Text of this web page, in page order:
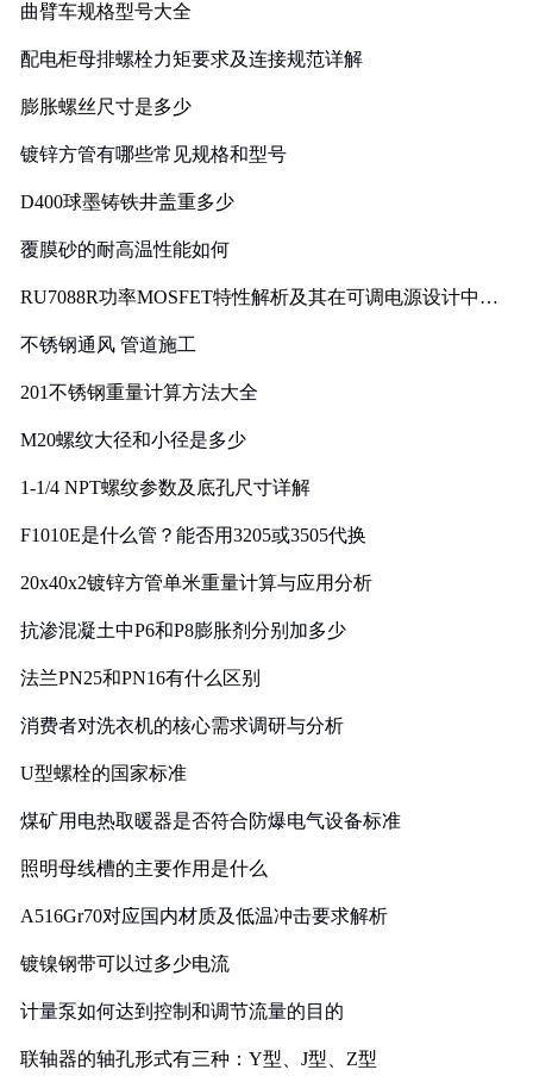
曲臂车规格型号大全
配电柜母排螺栓力矩要求及连接规范详解
膨胀螺丝尺寸是多少
镀锌方管有哪些常见规格和型号
D400球墨铸铁井盖重多少
覆膜砂的耐高温性能如何
RU7088R功率MOSFET特性解析及其在可调电源设计中的
不锈钢通风 管道施工
201不锈钢重量计算方法大全
M20螺纹大径和小径是多少
1-1/4 NPT螺纹参数及底孔尺寸详解
F1010E是什么管？能否用3205或3505代换
20x40x2镀锌方管单米重量计算与应用分析
抗渗混凝土中P6和P8膨胀剂分别加多少
法兰PN25和PN16有什么区别
消费者对洗衣机的核心需求调研与分析
U型螺栓的国家标准
煤矿用电热取暖器是否符合防爆电气设备标准
照明母线槽的主要作用是什么
A516Gr70对应国内材质及低温冲击要求解析
镀镍钢带可以过多少电流
计量泵如何达到控制和调节流量的目的
联轴器的轴孔形式有三种：Y型、J型、Z型